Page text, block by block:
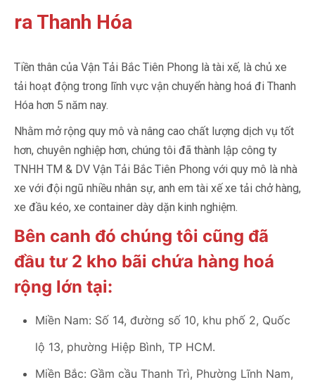
ra Thanh Hóa
Tiền thân của Vận Tải Bắc Tiên Phong là tài xế, là chủ xe
tải hoạt động trong lĩnh vực vận chuyển hàng hoá đi Thanh
Hóa hơn 5 năm nay.
Nhằm mở rộng quy mô và nâng cao chất lượng dịch vụ tốt
hơn, chuyên nghiệp hơn, chúng tôi đã thành lập công ty
TNHH TM & DV Vận Tải Bắc Tiên Phong với quy mô là nhà
xe với đội ngũ nhiều nhân sự, anh em tài xế xe tải chở hàng,
xe đầu kéo, xe container dày dặn kinh nghiệm.
Bên canh đó chúng tôi cũng đã
đầu tư 2 kho bãi chứa hàng hoá
rộng lớn tại:
Miền Nam: Số 14, đường số 10, khu phố 2, Quốc
lộ 13, phường Hiệp Bình, TP HCM.
Miền Bắc: Gầm cầu Thanh Trì, Phường Lĩnh Nam,